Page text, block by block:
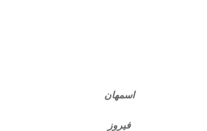
اسمهان
فيروز